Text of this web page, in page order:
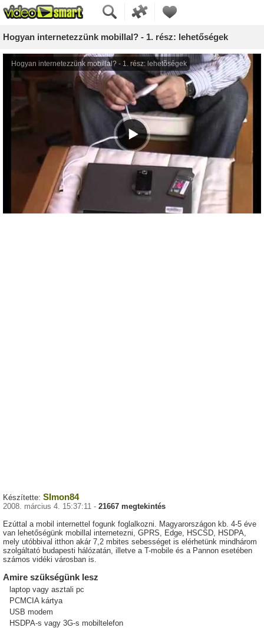
Hogyan internetezzünk mobillal? - 1. rész: lehetőségek
Készítette: SImon84
2008. március 4. 15:37:11 - 21667 megtekintés
Ezúttal a mobil internettel fogunk foglalkozni. Magyarországon kb. 4-5 éve
van lehetőségünk mobillal internetezni, GPRS, Edge, HSCSD, HSDPA,
mely utóbbival itthon akár 7,2 mbites sebességet is elérhetünk mindhárom
szolgáltató budapesti hálózatán, illetve a T-mobile és a Pannon esetében
számos vidéki városban is.
Amire szükségünk lesz
laptop vagy asztali pc
PCMCIA kártya
USB modem
HSDPA-s vagy 3G-s mobiltelefon